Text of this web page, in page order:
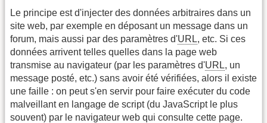
Le principe est d'injecter des données arbitraires dans un
site web, par exemple en déposant un message dans un
forum, mais aussi par des paramètres d'URL, etc. Si ces
données arrivent telles quelles dans la page web
transmise au navigateur (par les paramètres d'URL, un
message posté, etc.) sans avoir été vérifiées, alors il existe
une faille : on peut s'en servir pour faire exécuter du code
malveillant en langage de script (du JavaScript le plus
souvent) par le navigateur web qui consulte cette page.